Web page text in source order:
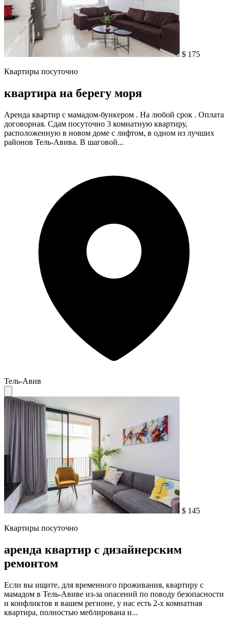
$ 175
Квартиры посуточно
квартира на берегу моря
Аренда квартир с мамадом-бункером . На любой срок . Оплата
договорная. Сдам посуточно 3 комнатную квартиру,
расположенную в новом доме с лифтом, в одном из лучших
районов Тель-Авива. В шаговой...
Тель-Авив
$ 145
Квартиры посуточно
аренда квартир с дизайнерским
ремонтом
Если вы ищите, для временного проживания, квартиру с
мамадом в Тель-Авиве из-за опасений по поводу безопасности
и конфликтов в вашем регионе, у нас есть 2-х комнатная
квартира, полностью меблирована и...